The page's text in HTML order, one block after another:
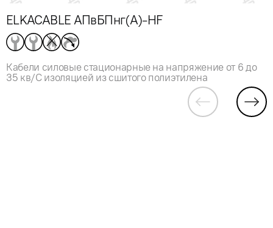
ELKACABLE АПвБПнг(А)-HF
Кабели силовые стационарные на напряжение от 6 до
35 кв/С изоляцией из сшитого полиэтилена